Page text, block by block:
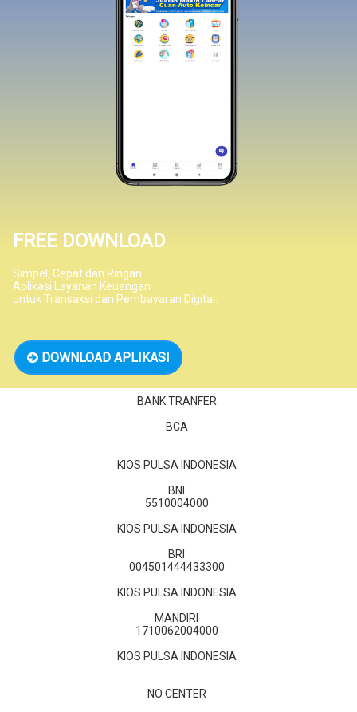
FREE DOWNLOAD
Simpel, Cepat dan Ringan
Aplikasi Layanan Keuangan
untuk Transaksi dan Pembayaran Digital.
DOWNLOAD APLIKASI
BANK TRANFER
BCA
KIOS PULSA INDONESIA
BNI
5510004000
KIOS PULSA INDONESIA
BRI
004501444433300
KIOS PULSA INDONESIA
MANDIRI
1710062004000
KIOS PULSA INDONESIA
NO CENTER